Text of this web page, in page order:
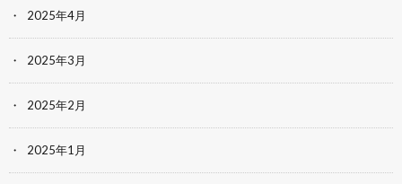
2025年4月
2025年3月
2025年2月
2025年1月